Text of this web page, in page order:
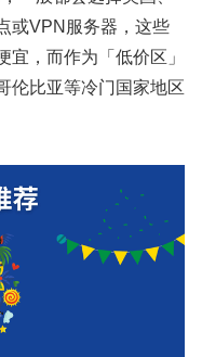
或VPN服务器，这些
，而作为「低价区」
伦比亚等冷门国家地区